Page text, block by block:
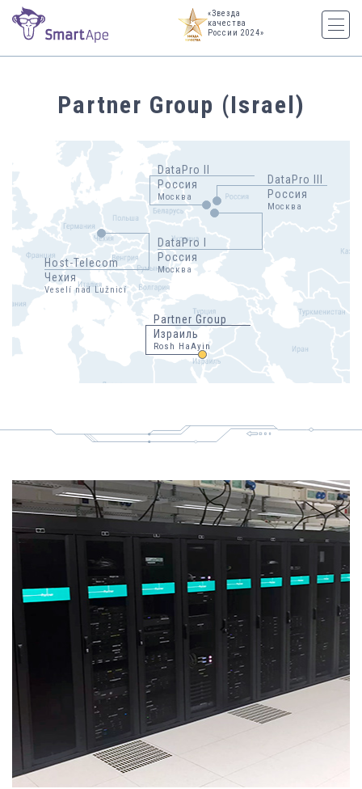
«Звезда
качества
России 2024»
Partner Group (Israel)
DataPro I
Россия
Москва
DataPro II
Россия
Москва
DataPro III
Россия
Москва
Host-Telecom
Чехия
Veselí nad Lužnicí
Partner Group
Израиль
Rosh HaAyin